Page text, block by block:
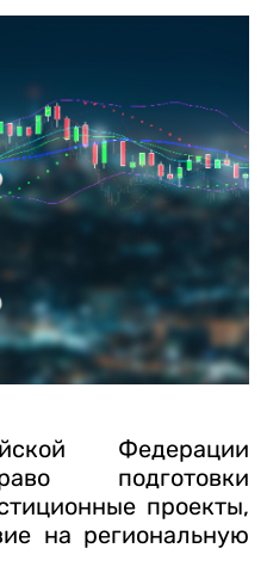
Федерации
подготовки
проекты,
на региональную